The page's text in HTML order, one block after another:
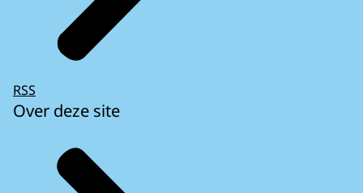
RSS
Over deze site